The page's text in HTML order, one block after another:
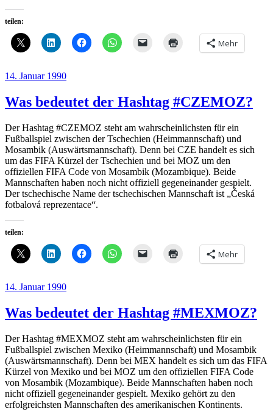
teilen:
Mehr
Veröffentlicht
14. Januar 1990
Was bedeutet der Hashtag #CZEMOZ?
Der Hashtag #CZEMOZ steht am wahrscheinlichsten für ein
Fußballspiel zwischen der Tschechien (Heimmannschaft) und
Mosambik (Auswärtsmannschaft). Denn bei CZE handelt es sich
um das FIFA Kürzel der Tschechien und bei MOZ um den
offiziellen FIFA Code von Mosambik (Mozambique). Beide
Mannschaften haben noch nicht offiziell gegeneinander gespielt.
Der tschechische Name der tschechischen Mannschaft ist „Česká
fotbalová reprezentace“.
teilen:
Mehr
Veröffentlicht
14. Januar 1990
Was bedeutet der Hashtag #MEXMOZ?
Der Hashtag #MEXMOZ steht am wahrscheinlichsten für ein
Fußballspiel zwischen Mexiko (Heimmannschaft) und Mosambik
(Auswärtsmannschaft). Denn bei MEX handelt es sich um das FIFA
Kürzel von Mexiko und bei MOZ um den offiziellen FIFA Code
von Mosambik (Mozambique). Beide Mannschaften haben noch
nicht offiziell gegeneinander gespielt. Mexiko gehört zu den
erfolgreichsten Mannschaften des amerikanischen Kontinents.